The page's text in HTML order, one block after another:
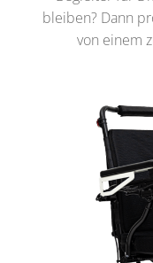
bleiben? Dann
von einem